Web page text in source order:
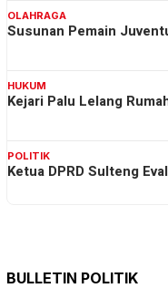
OLAHRAGA
Susunan Pemain
HUKUM
Kejari Palu Lelang
POLITIK
Ketua DPRD Sulteng
BULLETIN POLITIK